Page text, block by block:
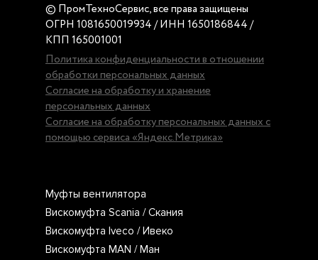
Муфты вентилятора
Вискомуфта Scania / Скания
Вискомуфта Iveco / Ивеко
Вискомуфта MAN / Ман
© ПромТехноСервис, все права защищены
ОГРН 1081650019934 / ИНН 1650186844 /
КПП 165001001
Политика конфиденциальности в отношении
обработки персональных данных
Согласие на обработку и хранение
персональных данных
Согласие на обработку персональных данных с
помощью сервиса «Яндекс.Метрика»